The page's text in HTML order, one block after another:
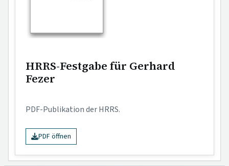
HRRS-Festgabe für Gerhard
Fezer
PDF-Publikation der HRRS.
PDF öffnen